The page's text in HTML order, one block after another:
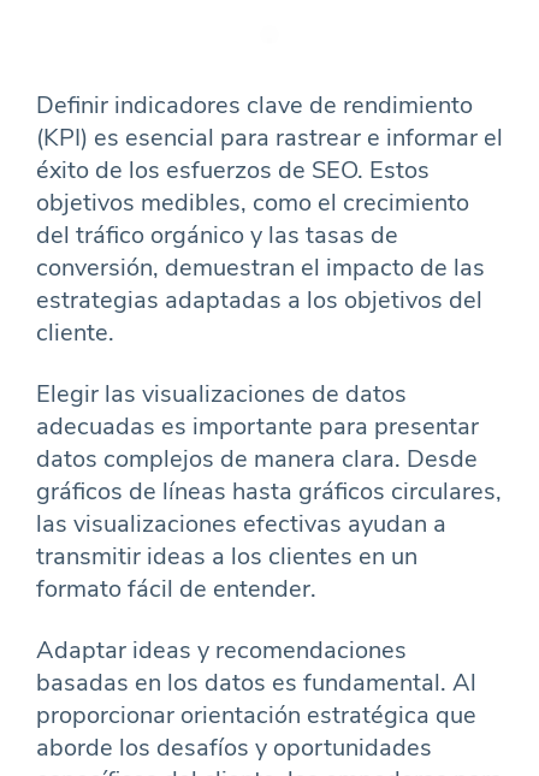
Definir indicadores clave de rendimiento
(KPI) es esencial para rastrear e informar el
éxito de los esfuerzos de SEO. Estos
objetivos medibles, como el crecimiento
del tráfico orgánico y las tasas de
conversión, demuestran el impacto de las
estrategias adaptadas a los objetivos del
cliente.
Elegir las visualizaciones de datos
adecuadas es importante para presentar
datos complejos de manera clara. Desde
gráficos de líneas hasta gráficos circulares,
las visualizaciones efectivas ayudan a
transmitir ideas a los clientes en un
formato fácil de entender.
Adaptar ideas y recomendaciones
basadas en los datos es fundamental. Al
proporcionar orientación estratégica que
aborde los desafíos y oportunidades